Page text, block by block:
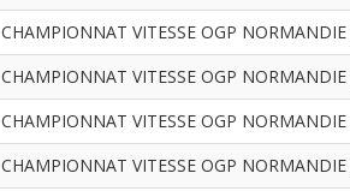
CHAMPIONNAT VITESSE OGP
CHAMPIONNAT VITESSE OGP
CHAMPIONNAT VITESSE OGP
CHAMPIONNAT VITESSE OGP